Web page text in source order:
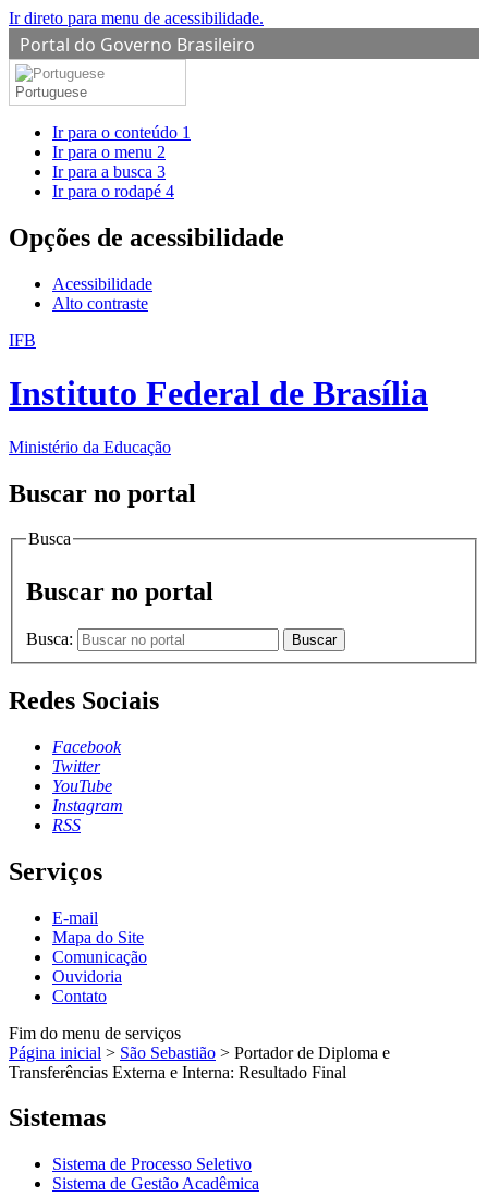
Ir direto para menu de acessibilidade.
Portal do Governo Brasileiro
Portuguese
Ir para o conteúdo 1
Ir para o menu 2
Ir para a busca 3
Ir para o rodapé 4
Opções de acessibilidade
Acessibilidade
Alto contraste
IFB
Instituto Federal de Brasília
Ministério da Educação
Buscar no portal
Busca
Buscar no portal
Busca: Buscar
Redes Sociais
Facebook
Twitter
YouTube
Instagram
RSS
Serviços
E-mail
Mapa do Site
Comunicação
Ouvidoria
Contato
Fim do menu de serviços
Página inicial > São Sebastião > Portador de Diploma e
Transferências Externa e Interna: Resultado Final
Sistemas
Sistema de Processo Seletivo
Sistema de Gestão Acadêmica